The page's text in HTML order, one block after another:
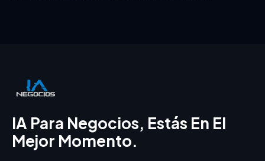
IA Para Negocios, Estás En El
Mejor Momento.